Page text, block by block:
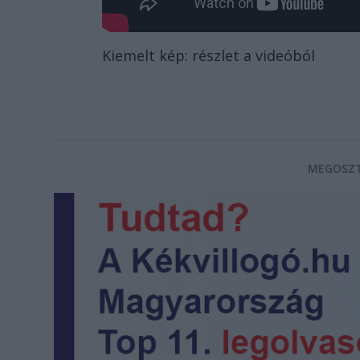
Kiemelt kép: részlet a videóból